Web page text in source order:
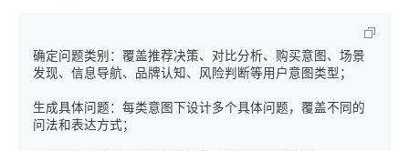
确定问题类别：覆盖推荐决策、对比分析、购买意图、场景
发现、信息导航、品牌认知、风险判断等用户意图类型；
生成具体问题：每类意图下设计多个具体问题，覆盖不同的
问法和表达方式；